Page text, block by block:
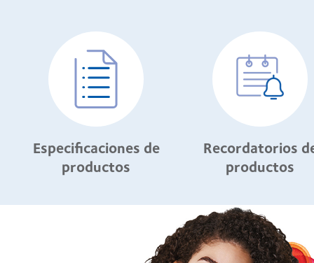
Especificaciones de
productos
Recordatorios
productos